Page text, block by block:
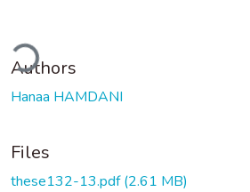
Authors
Hanaa HAMDANI
Files
these132-13.pdf(2.61 MB)